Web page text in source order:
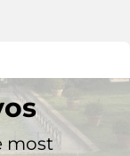
most